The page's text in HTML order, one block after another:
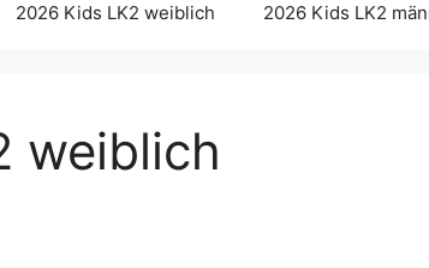
2026 Kids LK2 weiblich 2026 Kids LK2
weiblich